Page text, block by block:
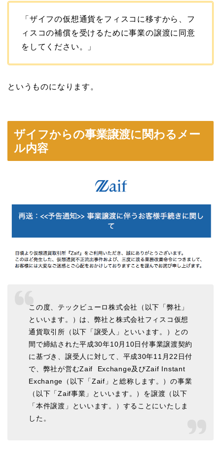
「ザイフの仮想通貨をフィスコに移すから、フ
ィスコの補償を受けるために事業の譲渡に同意
をしてください。」
というものになります。
ザイフからの事業譲渡に関わるメー
ル内容
この度、テックビューロ株式会社（以下「弊社」
といいます。）は、弊社と株式会社フィスコ仮想
通貨取引所（以下「譲受人」といいます。）との
間で締結された平成30年10月10日付事業譲渡契約
に基づき、譲受人に対して、平成30年11月22日付
で、弊社が営むZaif Exchange及びZaif Instant
Exchange（以下「Zaif」と総称します。）の事業
（以下「Zaif事業」といいます。）を譲渡（以下
「本件譲渡」といいます。）することにいたしま
した。